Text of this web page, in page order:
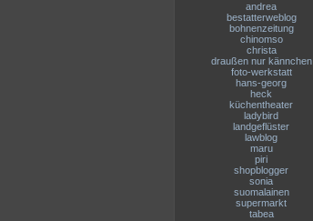
andrea
bestatterweblog
bohnenzeitung
chinomso
christa
draußen nur kännchen
foto-werkstatt
hans-georg
heck
küchentheater
ladybird
landgeflüster
lawblog
maru
piri
shopblogger
sonia
suomalainen
supermarkt
tabea